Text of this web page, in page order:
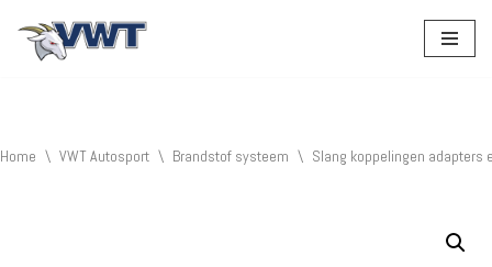
Home \ VWT Autosport \ Brandstof systeem \ Slang koppelingen adapters